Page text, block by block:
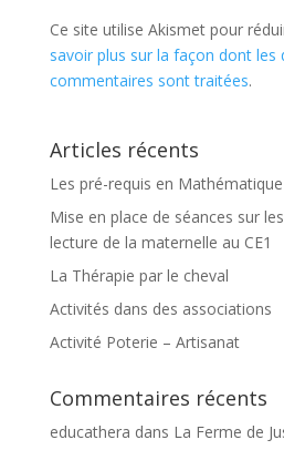
Ce site utilise Akismet pour
savoir plus sur la façon dont les
commentaires sont traitées.
Articles récents
Les pré-requis en Mathématique
Mise en place de séances sur
lecture de la maternelle au CE1
La Thérapie par le cheval
Activités dans des associations
Activité Poterie – Artisanat
Commentaires récents
educathera dans La Ferme de